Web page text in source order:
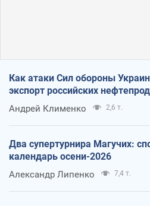
Как атаки Сил обороны
экспорт российских
Андрей Клименко 2,6 т.
Два супертурнира Магучих:
календарь осени-2026
Александр Липенко 7,4 т.